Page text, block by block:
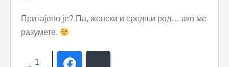
Притајено је? Па, женски и средњи род… ако ме
разумете.
1